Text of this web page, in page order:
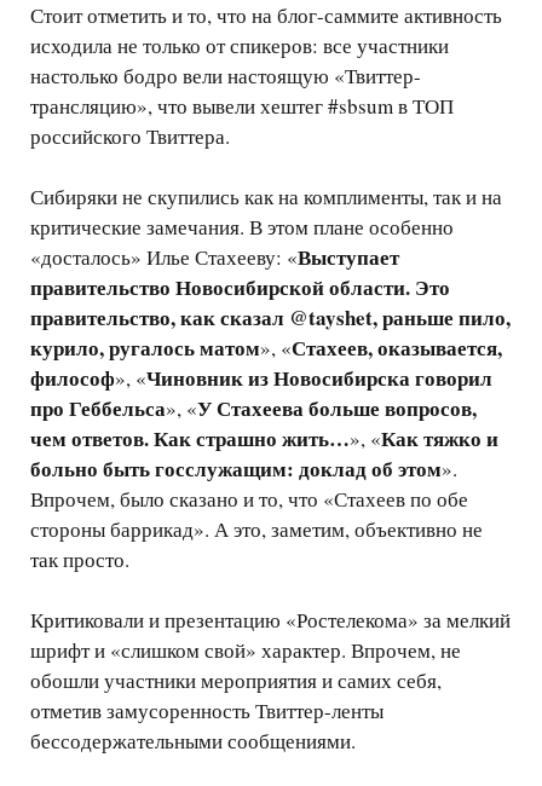
Стоит отметить и то, что на блог-саммите активность
исходила не только от спикеров: все участники
настолько бодро вели настоящую «Твиттер-
трансляцию», что вывели хештег #sbsum в ТОП
российского Твиттера.
Сибиряки не скупились как на комплименты, так и на
критические замечания. В этом плане особенно
«досталось» Илье Стахееву: «Выступает
правительство Новосибирской области. Это
правительство, как сказал @tayshet, раньше пило,
курило, ругалось матом», «Стахеев, оказывается,
философ», «Чиновник из Новосибирска говорил
про Геббельса», «У Стахеева больше вопросов,
чем ответов. Как страшно жить…», «Как тяжко и
больно быть госслужащим: доклад об этом».
Впрочем, было сказано и то, что «Стахеев по обе
стороны баррикад». А это, заметим, объективно не
так просто.
Критиковали и презентацию «Ростелекома» за мелкий
шрифт и «слишком свой» характер. Впрочем, не
обошли участники мероприятия и самих себя,
отметив замусоренность Твиттер-ленты
бессодержательными сообщениями.